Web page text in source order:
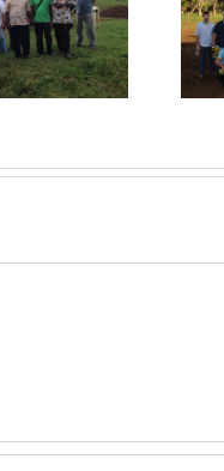
Visitas no Fazendão